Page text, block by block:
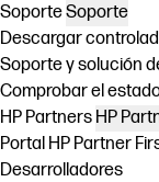
SoporteSoporte
Descargar
Soporte y solución
Comprobar el
HP Partners HP
Portal HP Partner
Desarrolladores